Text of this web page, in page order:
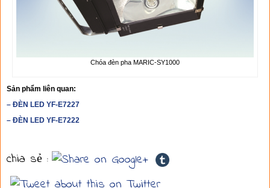
Chóa đèn pha MARIC-SY1000
Sản phẩm liên quan:
– ĐÈN LED YF-E7227
– ĐÈN LED YF-E7222
chia sẻ :